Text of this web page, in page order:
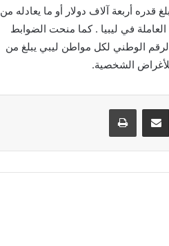
أربعة آلاف دولار أو ما يعادله من
في ليبيا . كما منحت الضوابط
الوطني لكل مواطن ليبي يبلغ من
مشاركة عبر البريد طباعة